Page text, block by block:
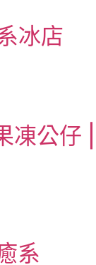
冰店
凍公仔
系